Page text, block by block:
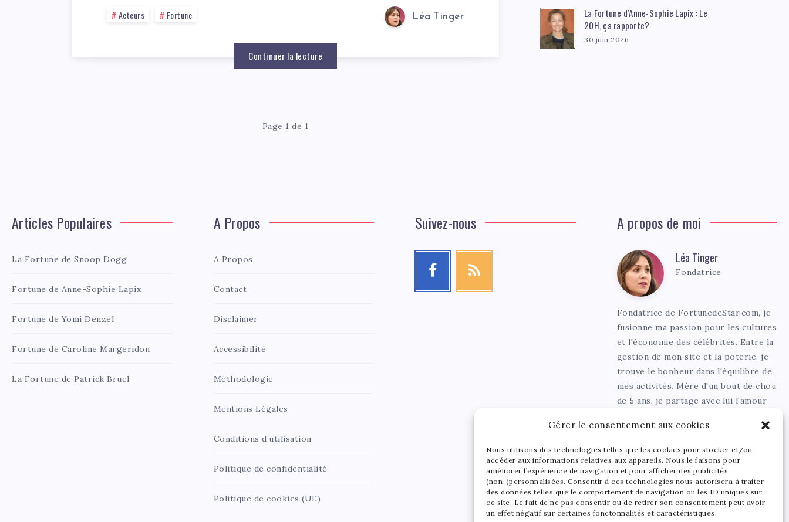
Gérer le consentement aux cookies
Nous utilisons des technologies telles que les cookies pour stocker et/ou
accéder aux informations relatives aux appareils. Nous le faisons pour
améliorer l’expérience de navigation et pour afficher des publicités
(non-)personnalisées. Consentir à ces technologies nous autorisera à traiter
des données telles que le comportement de navigation ou les ID uniques sur
ce site. Le fait de ne pas consentir ou de retirer son consentement peut avoir
un effet négatif sur certaines fonctonnalités et caractéristiques.
Acteurs Fortune Léa Tinger
Continuer la lecture
Page 1 de 1
La Fortune d’Anne-Sophie Lapix : Le
20H, ça rapporte?
30 juin 2026
Articles Populaires
La Fortune de Snoop Dogg
Fortune de Anne-Sophie Lapix
Fortune de Yomi Denzel
Fortune de Caroline Margeridon
La Fortune de Patrick Bruel
A Propos
A Propos
Contact
Disclaimer
Accessibilité
Méthodologie
Mentions Légales
Conditions d’utilisation
Politique de confidentialité
Politique de cookies (UE)
Suivez-nous A propos de moi
Léa
Tinger
Léa Tinger
Fondatrice
Fondatrice de FortunedeStar.com, je
fusionne ma passion pour les cultures
et l'économie des célébrités. Entre la
gestion de mon site et la poterie, je
trouve le bonheur dans l'équilibre de
mes activités. Mère d'un bout de chou
de 5 ans, je partage avec lui l'amour